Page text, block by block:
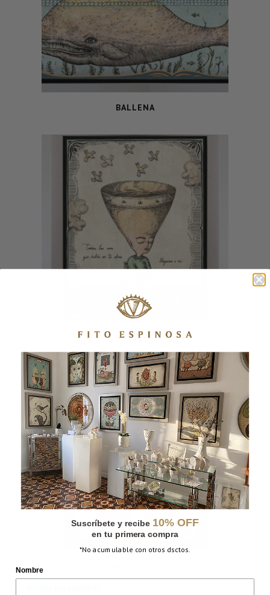
BALLENA
LAS AVES
Suscríbete y recibe 10% OFF
en tu primera compra
*No acumulable con otros dsctos.
Nombre